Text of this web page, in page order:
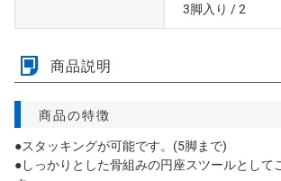
3脚入り / 2
商品説明
商品の特徴
●スタッキングが可能です。(5脚まで)
●しっかりとした骨組みの円座スツールとして